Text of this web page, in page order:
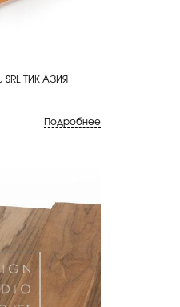
ТИК АЗИЯ
Подробнее